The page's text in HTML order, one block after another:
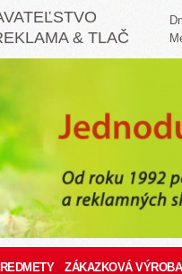
& TLAČ
ZÁKAZKOVÁ VÝROBA